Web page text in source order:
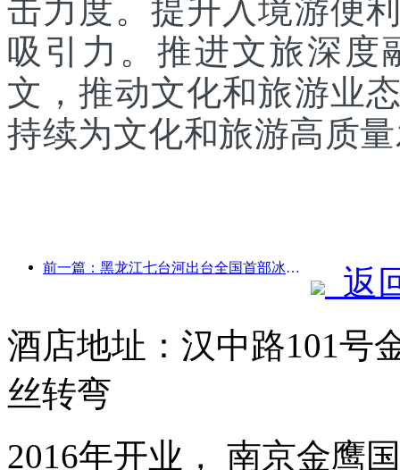
击力度。提升入境游便
吸引力。推进文旅深度
文，推动文化和旅游业
持续为文化和旅游高质
前一篇：黑龙江七台河出台全国首部冰雪产业法规，鼓励“AI+冰雪”
返
酒店地址：汉中路101号
丝转弯
2016年开业， 南京金